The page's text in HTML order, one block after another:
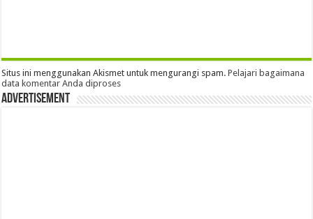
Situs ini menggunakan Akismet untuk mengurangi spam.Pelajari bagaimana
data komentar Anda diproses
Advertisement